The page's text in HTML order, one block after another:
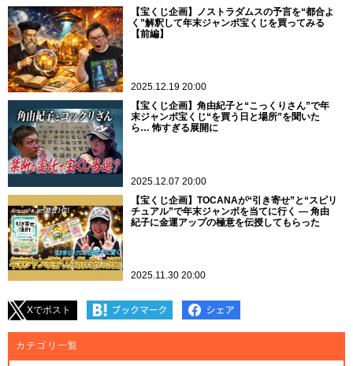
【宝くじ企画】ノストラダムスの予言を“都合よ
く”解釈して年末ジャンボ宝くじを買ってみる
【前編】
2025.12.19 20:00
【宝くじ企画】角由紀子と“こっくりさん”で年
末ジャンボ宝くじ“を買う日と場所”を聞いた
ら… 怖すぎる展開に
2025.12.07 20:00
【宝くじ企画】TOCANAが“引き寄せ”と“スピリ
チュアル”で年末ジャンボを当てに行く ― 角由
紀子に金運アップの極意を伝授してもらった
2025.11.30 20:00
Xでポスト
カテゴリ一覧